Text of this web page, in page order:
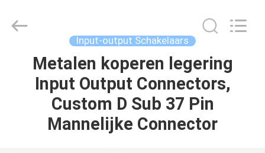
HUIS
PRODUCTEN
Electronic
Co.,Ltd.
Input-output Schakelaars
Metalen koperen legering
Input Output Connectors,
Custom D Sub 37 Pin
Mannelijke Connector